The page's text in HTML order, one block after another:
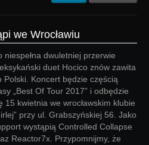
we Wrocławiu
niespełna dwuletniej przerwie
duet Hocico znów zawita
Polski. Koncert będzie częścią
„Best Of Tour 2017” i odbędzie
15 kwietnia we wrocławskim klubie
przy ul. Grabszyńskiej 56. Jako
wystąpią Controlled Collapse
Reactor7x. Przypomnijmy, że